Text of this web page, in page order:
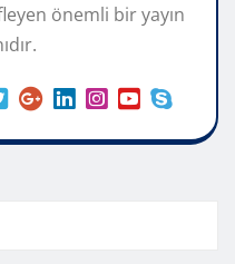
önemli bir yayın